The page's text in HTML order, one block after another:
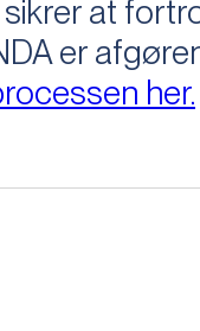
sikrer at
er
her.